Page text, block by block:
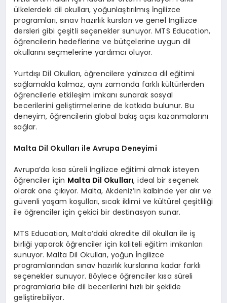
ülkelerdeki dil okulları, yoğunlaştırılmış İngilizce
programları, sınav hazırlık kursları ve genel İngilizce
dersleri gibi çeşitli seçenekler sunuyor. MTS Education,
öğrencilerin hedeflerine ve bütçelerine uygun dil
okullarını seçmelerine yardımcı oluyor.
Yurtdışı Dil Okulları, öğrencilere yalnızca dil eğitimi
sağlamakla kalmaz, aynı zamanda farklı kültürlerden
öğrencilerle etkileşim imkanı sunarak sosyal
becerilerini geliştirmelerine de katkıda bulunur. Bu
deneyim, öğrencilerin global bakış açısı kazanmalarını
sağlar.
Malta Dil Okulları ile Avrupa Deneyimi
Avrupa’da kısa süreli İngilizce eğitimi almak isteyen
öğrenciler için Malta Dil Okulları, ideal bir seçenek
olarak öne çıkıyor. Malta, Akdeniz’in kalbinde yer alır ve
güvenli yaşam koşulları, sıcak iklimi ve kültürel çeşitliliği
ile öğrenciler için çekici bir destinasyon sunar.
MTS Education, Malta’daki akredite dil okulları ile iş
birliği yaparak öğrenciler için kaliteli eğitim imkanları
sunuyor. Malta Dil Okulları, yoğun İngilizce
programlarından sınav hazırlık kurslarına kadar farklı
seçenekler sunuyor. Böylece öğrenciler kısa süreli
programlarla bile dil becerilerini hızlı bir şekilde
geliştirebiliyor.